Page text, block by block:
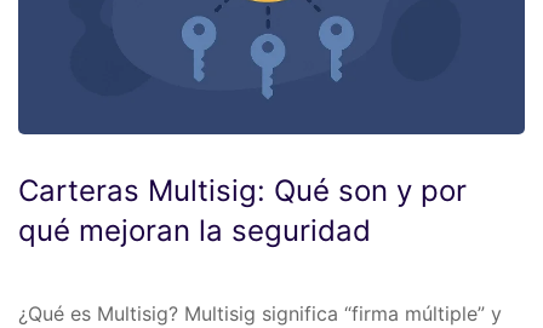
Carteras Multisig: Qué son y por
qué mejoran la seguridad
¿Qué es Multisig? Multisig significa “firma múltiple” y